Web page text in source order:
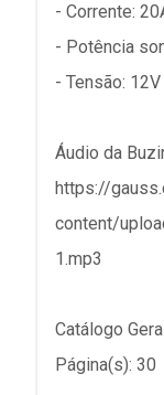
- Corrente:
- Potência
- Tensão: 12V
Áudio da
https://
content/
1.mp3
Catálogo
Página(s): 30